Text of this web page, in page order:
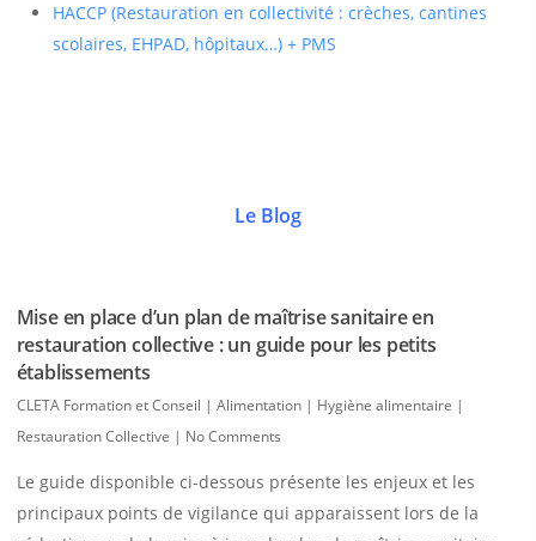
HACCP (Restauration en collectivité : crèches, cantines
scolaires, EHPAD, hôpitaux…) + PMS
Le Blog
Mise en place d’un plan de maîtrise sanitaire en
restauration collective : un guide pour les petits
établissements
CLETA Formation et Conseil | Alimentation | Hygiène alimentaire |
Restauration Collective | No Comments
Le guide disponible ci-dessous présente les enjeux et les
principaux points de vigilance qui apparaissent lors de la